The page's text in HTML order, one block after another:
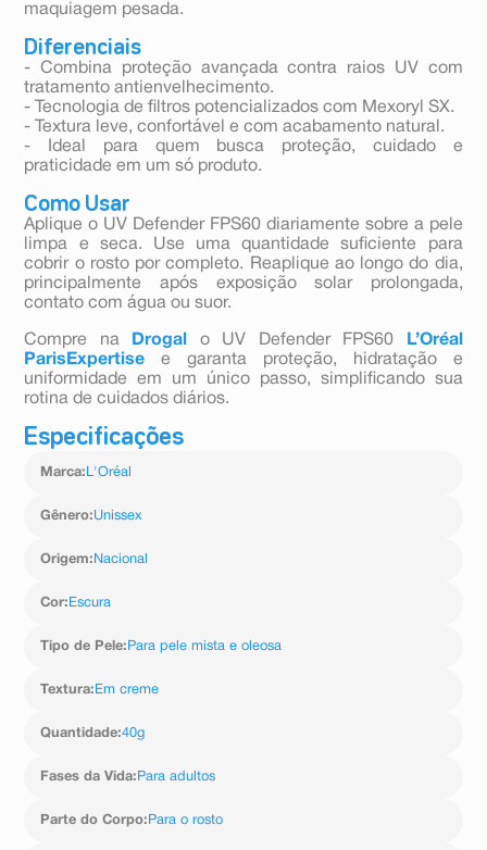
maquiagem pesada.
Diferenciais
- Combina proteção avançada contra raios UV com
tratamento antienvelhecimento.
- Tecnologia de filtros potencializados com Mexoryl SX.
- Textura leve, confortável e com acabamento natural.
- Ideal para quem busca proteção, cuidado e
praticidade em um só produto.
Como Usar
Aplique o UV Defender FPS60 diariamente sobre a pele
limpa e seca. Use uma quantidade suficiente para
cobrir o rosto por completo. Reaplique ao longo do dia,
principalmente após exposição solar prolongada,
contato com água ou suor.
Compre na Drogal o UV Defender FPS60
L’Oréal
ParisExpertise
e garanta proteção, hidratação e
uniformidade em um único passo, simplificando sua
rotina de cuidados diários.
Especificações
Marca: L'Oréal
Gênero:Unissex
Origem: Nacional
Cor: Escura
Tipo de Pele: Para pele mista e oleosa
Textura: Em creme
Quantidade:40g
Fases da Vida: Para adultos
Parte do Corpo: Para o rosto